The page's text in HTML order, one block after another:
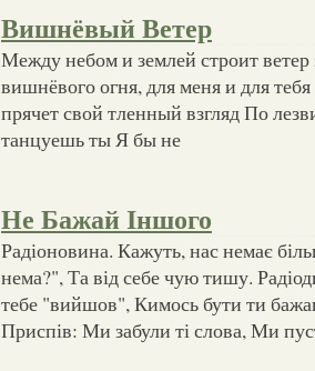
Вишнёвый Ветер
Между небом и землей строит
вишнёвого огня, для меня и для
прячет свой тленный взгляд По
танцуешь ты Я бы не
Не Бажай Іншого
Радіоновина. Кажуть, нас немає
нема?", Та від себе чую тишу.
тебе "вийшов", Кимось бути ти
Приспів: Ми забули ті слова, Ми